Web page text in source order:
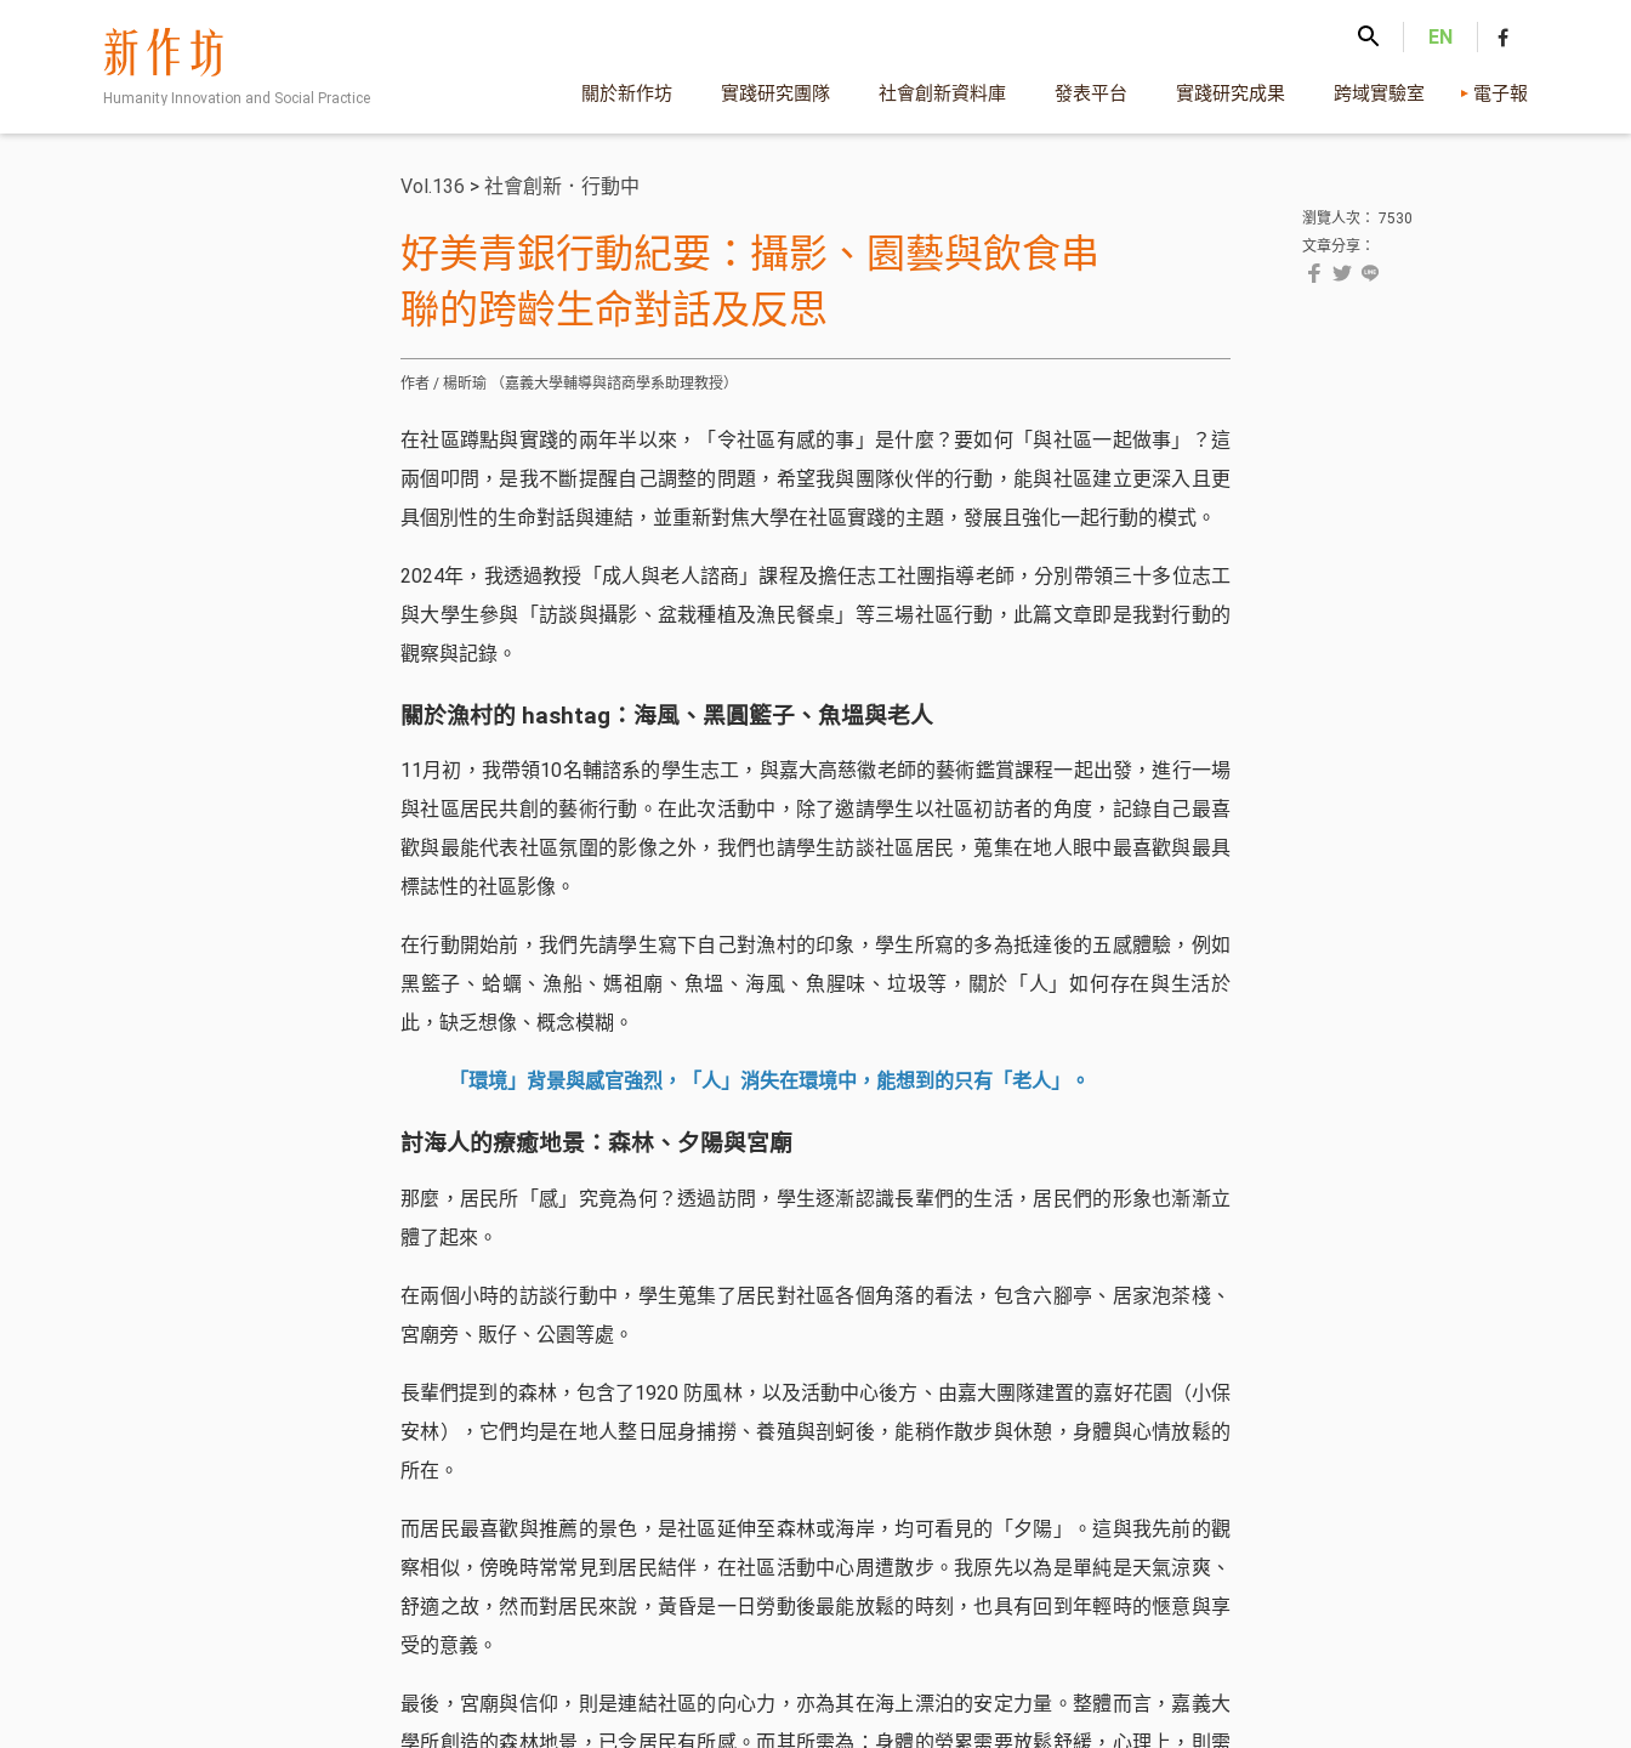
Humanity Innovation and Social Practice 關於新作坊 實踐研究團隊 社會創新資料庫 發表平台 實踐研究成果 跨域實驗室 電子報
EN
瀏覽人次： 7530
文章分享：
Vol.136 > 社會創新．行動中
好美青銀行動紀要：攝影、園藝與飲食串
聯的跨齡生命對話及反思
作者 / 楊昕瑜 （嘉義大學輔導與諮商學系助理教授）
在社區蹲點與實踐的兩年半以來，「令社區有感的事」是什麼？要如何「與社區一起做事」？這
兩個叩問，是我不斷提醒自己調整的問題，希望我與團隊伙伴的行動，能與社區建立更深入且更
具個別性的生命對話與連結，並重新對焦大學在社區實踐的主題，發展且強化一起行動的模式。
2024年，我透過教授「成人與老人諮商」課程及擔任志工社團指導老師，分別帶領三十多位志工
與大學生參與「訪談與攝影、盆栽種植及漁民餐桌」等三場社區行動，此篇文章即是我對行動的
觀察與記錄。
關於漁村的 hashtag：海風、黑圓籃子、魚塭與老人
11月初，我帶領10名輔諮系的學生志工，與嘉大高慈徽老師的藝術鑑賞課程一起出發，進行一場
與社區居民共創的藝術行動。在此次活動中，除了邀請學生以社區初訪者的角度，記錄自己最喜
歡與最能代表社區氛圍的影像之外，我們也請學生訪談社區居民，蒐集在地人眼中最喜歡與最具
標誌性的社區影像。
在行動開始前，我們先請學生寫下自己對漁村的印象，學生所寫的多為抵達後的五感體驗，例如
黑籃子、蛤蠣、漁船、媽祖廟、魚塭、海風、魚腥味、垃圾等，關於「人」如何存在與生活於
此，缺乏想像、概念模糊。
「環境」背景與感官強烈，「人」消失在環境中，能想到的只有「老人」。
討海人的療癒地景：森林、夕陽與宮廟
那麼，居民所「感」究竟為何？透過訪問，學生逐漸認識長輩們的生活，居民們的形象也漸漸立
體了起來。
在兩個小時的訪談行動中，學生蒐集了居民對社區各個角落的看法，包含六腳亭、居家泡茶棧、
宮廟旁、販仔、公園等處。
長輩們提到的森林，包含了1920 防風林，以及活動中心後方、由嘉大團隊建置的嘉好花園（小保
安林），它們均是在地人整日屈身捕撈、養殖與剖蚵後，能稍作散步與休憩，身體與心情放鬆的
所在。
而居民最喜歡與推薦的景色，是社區延伸至森林或海岸，均可看見的「夕陽」。這與我先前的觀
察相似，傍晚時常常見到居民結伴，在社區活動中心周遭散步。我原先以為是單純是天氣涼爽、
舒適之故，然而對居民來說，黃昏是一日勞動後最能放鬆的時刻，也具有回到年輕時的愜意與享
受的意義。
最後，宮廟與信仰，則是連結社區的向心力，亦為其在海上漂泊的安定力量。整體而言，嘉義大
學所創造的森林地景，已令居民有所感。而其所需為：身體的勞累需要放鬆舒緩，心理上，則需